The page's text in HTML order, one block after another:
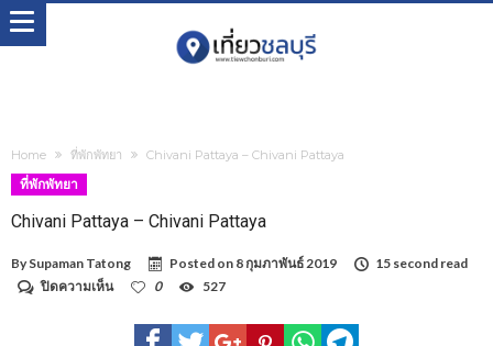
Home ที่พักพัทยา Chivani Pattaya – Chivani Pattaya
ที่พักพัทยา
Chivani Pattaya – Chivani Pattaya
By Supaman Tatong Posted on 8 กุมภาพันธ์ 2019
15 second read
ปิดความเห็นบน
Pattaya
0 527